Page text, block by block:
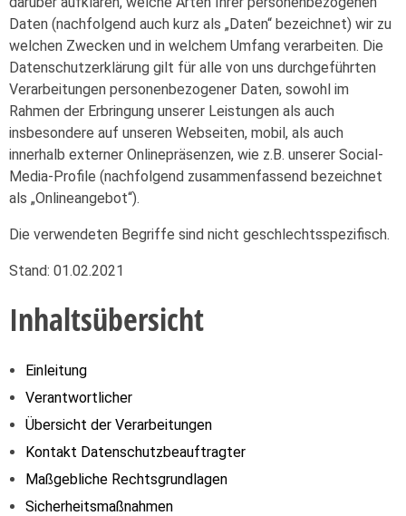
Daten (nachfolgend auch kurz als „Daten“ bezeichnet) wir zu
welchen Zwecken und in welchem Umfang verarbeiten. Die
Datenschutzerklärung gilt für alle von uns durchgeführten
Verarbeitungen personenbezogener Daten, sowohl im
Rahmen der Erbringung unserer Leistungen als auch
insbesondere auf unseren Webseiten, mobil, als auch
innerhalb externer Onlinepräsenzen, wie z.B. unserer Social-
Media-Profile (nachfolgend zusammenfassend bezeichnet
als „Onlineangebot“).
Die verwendeten Begriffe sind nicht geschlechtsspezifisch.
Stand: 01.02.2021
Inhaltsübersicht
Einleitung
Verantwortlicher
Übersicht der Verarbeitungen
Kontakt Datenschutzbeauftragter
Maßgebliche Rechtsgrundlagen
Sicherheitsmaßnahmen